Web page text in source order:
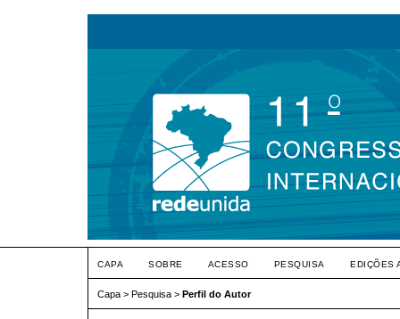
CAPA SOBRE ACESSO PESQUISA EDIÇÕES
Capa > Pesquisa > Perfil do Autor